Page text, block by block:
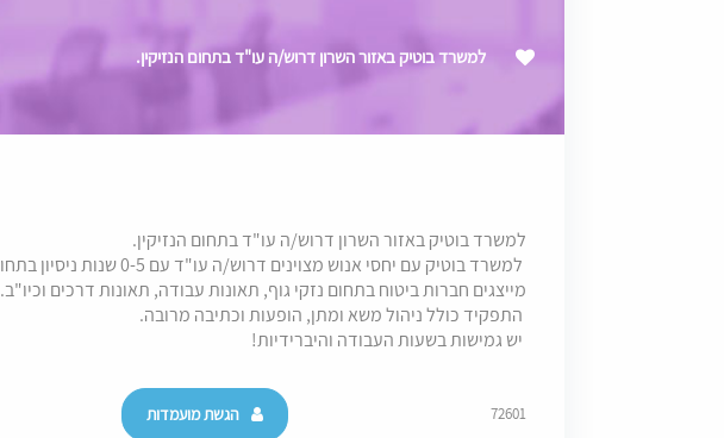
למשרד בוטיק באזור השרון דרוש/ה עו"ד בתחום הנזיקין.
למשרד בוטיק באזור השרון דרוש/ה עו"ד בתחום הנזיקין.
למשרד בוטיק עם יחסי אנוש מצוינים דרוש/ה עו"ד עם 0-5 שנות ניסיון בתחום הנזיקין.
מייצגים חברות ביטוח בתחום נזקי גוף, תאונות עבודה, תאונות דרכים וכיו"ב.
התפקיד כולל ניהול משא ומתן, הופעות וכתיבה מרובה.
יש גמישות בשעות העבודה והיברידיות!
72601 הגשת מועמדות